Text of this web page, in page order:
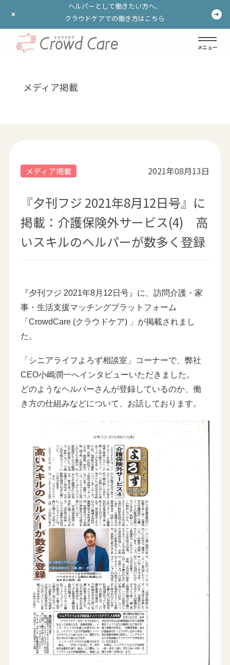
ヘルパーとして働きたい方へ、
クラウドケアでの働き方はこちら
ヘルパーとして働きたい方へ、
クラウドケアでの働き方はこちら
メディア掲載
メディア掲載 2021年08月13日
『夕刊フジ 2021年8月12日号』に
掲載：介護保険外サービス(4) 高
いスキルのヘルパーが数多く登録
『夕刊フジ 2021年8月12日号』に、訪問介護・家
事・生活支援マッチングプラットフォーム
「CrowdCare (クラウドケア) 」が掲載されまし
た。
「シニアライフよろず相談室」コーナーで、弊社
CEO小嶋潤一へインタビューいただきました。
どのようなヘルパーさんが登録しているのか、働
き方の仕組みなどについて、お話しております。